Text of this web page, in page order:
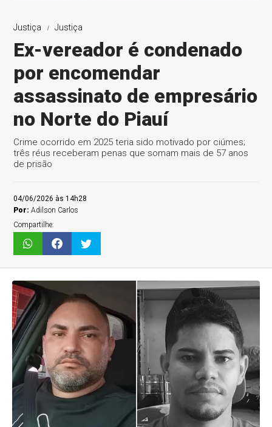
Justiça Justiça
Ex-vereador é condenado
por encomendar
assassinato de empresário
no Norte do Piauí
Crime ocorrido em 2025 teria sido motivado por ciúmes;
três réus receberam penas que somam mais de 57 anos
de prisão
04/06/2026 às 14h28
Por:Adilson Carlos
Compartilhe: